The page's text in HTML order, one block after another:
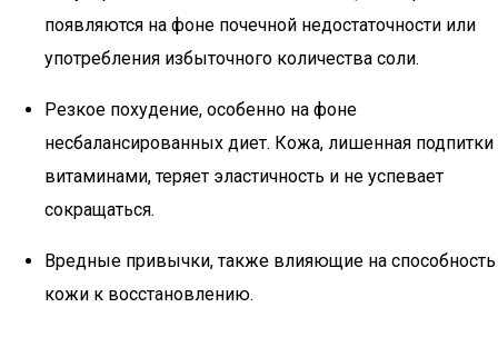
появляются на фоне почечной недостаточности или
употребления избыточного количества соли.
Резкое похудение, особенно на фоне
несбалансированных диет. Кожа, лишенная подпитки
витаминами, теряет эластичность и не успевает
сокращаться.
Вредные привычки, также влияющие на способность
кожи к восстановлению.